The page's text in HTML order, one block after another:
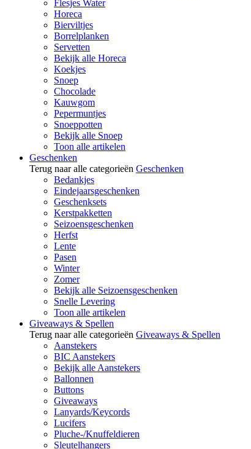
Flesjes Water
Horeca
Bierviltjes
Borrelplanken
Servetten
Bekijk alle Horeca
Koekjes
Snoep
Chocolade
Kauwgom
Pepermuntjes
Snoeppotten
Bekijk alle Snoep
Toon alle artikelen
Geschenken
Terug naar alle categorieën Geschenken
Bedankjes
Eindejaarsgeschenken
Geschenksets
Kerstpakketten
Seizoensgeschenken
Herfst
Lente
Pasen
Winter
Zomer
Bekijk alle Seizoensgeschenken
Snelle Levering
Toon alle artikelen
Giveaways & Spellen
Terug naar alle categorieën Giveaways & Spellen
Aanstekers
BIC Aanstekers
Bekijk alle Aanstekers
Ballonnen
Buttons
Giveaways
Lanyards/Keycords
Lucifers
Pluche-/Knuffeldieren
Sleutelhangers